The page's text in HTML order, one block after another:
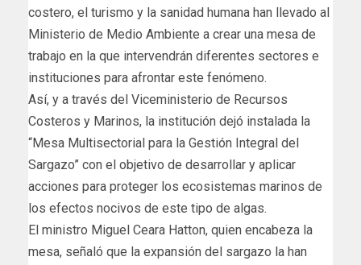
costero, el turismo y la sanidad humana han llevado al
Ministerio de Medio Ambiente a crear una mesa de
trabajo en la que intervendrán diferentes sectores e
instituciones para afrontar este fenómeno.
Así, y a través del Viceministerio de Recursos
Costeros y Marinos, la institución dejó instalada la
“Mesa Multisectorial para la Gestión Integral del
Sargazo” con el objetivo de desarrollar y aplicar
acciones para proteger los ecosistemas marinos de
los efectos nocivos de este tipo de algas.
El ministro Miguel Ceara Hatton, quien encabeza la
mesa, señaló que la expansión del sargazo la han